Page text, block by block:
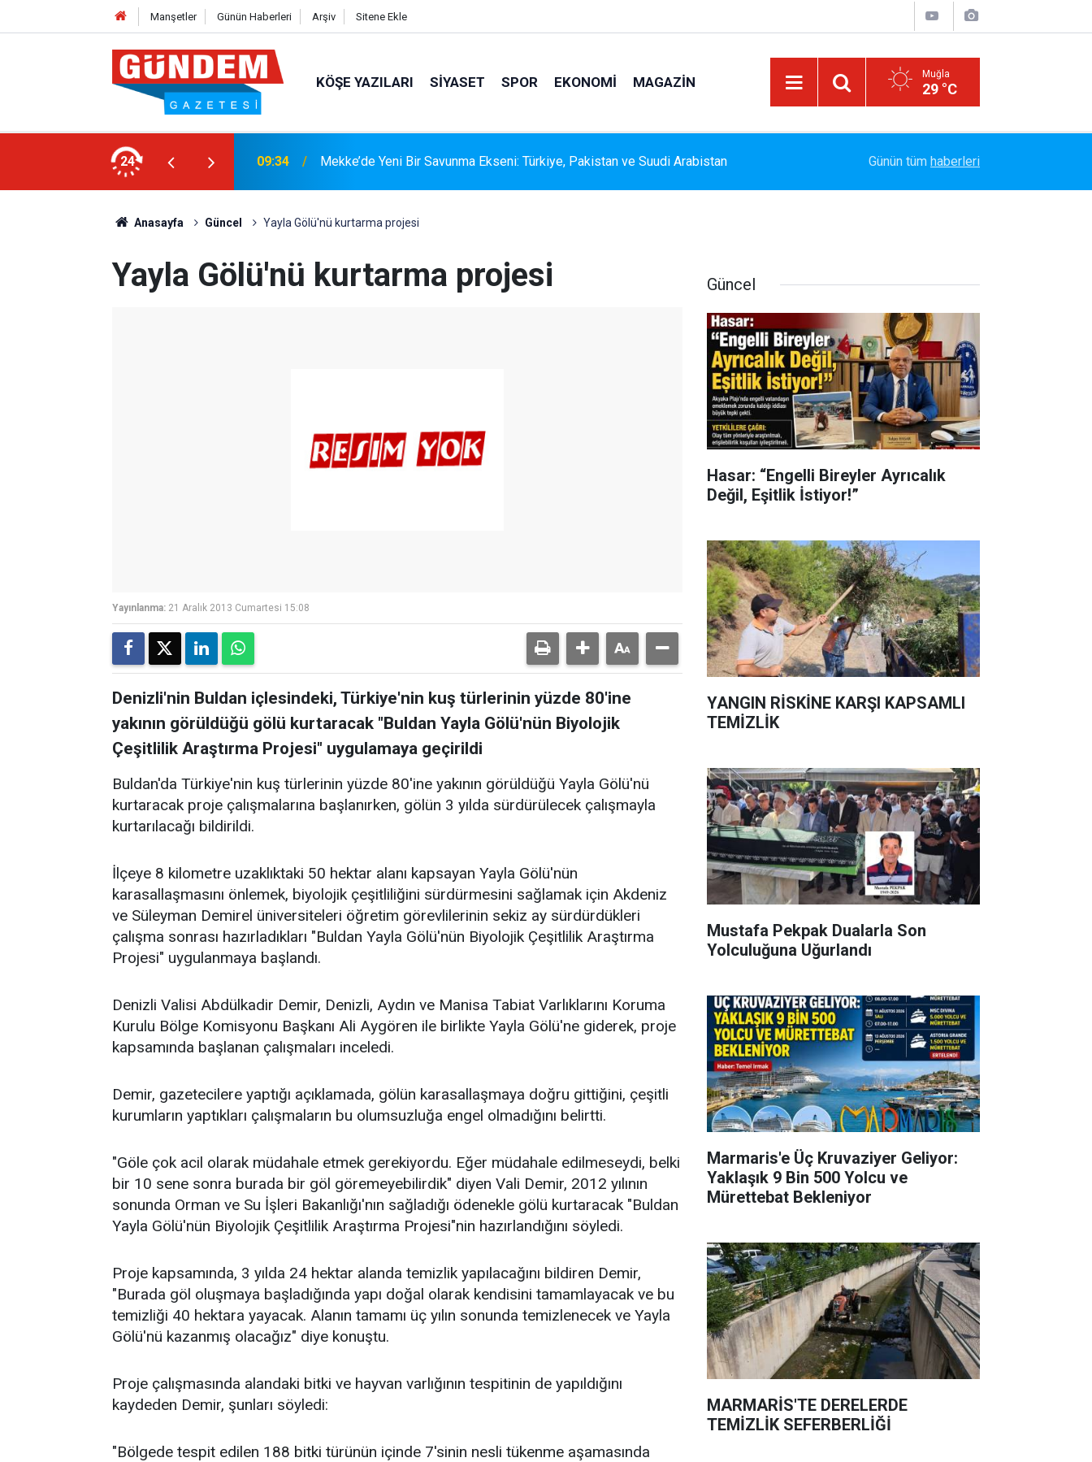
Manşetler Günün Haberleri Arşiv Sitene Ekle
KÖŞE YAZILARI SIYASET SPOR EKONOMI MAGAZIN Muğla
29 °C
24
Türkiye, Pakistan ve Suudi Arabistan 15:33 YANGIN RİSKİNE KARŞI KAPSAMLI TEMİZLİK
Sözleşme İmzalandı
Günün tüm haberleri
Anasayfa Güncel Yayla Gölü'nü kurtarma projesi
Yayla Gölü'nü kurtarma projesi
Yayınlanma: 21 Aralık 2013 Cumartesi 15:08
Denizli'nin Buldan içlesindeki, Türkiye'nin kuş türlerinin yüzde 80'ine
yakının görüldüğü gölü kurtaracak "Buldan Yayla Gölü'nün Biyolojik
Çeşitlilik Araştırma Projesi" uygulamaya geçirildi
Buldan'da Türkiye'nin kuş türlerinin yüzde 80'ine yakının görüldüğü Yayla Gölü'nü
kurtaracak proje çalışmalarına başlanırken, gölün 3 yılda sürdürülecek çalışmayla
kurtarılacağı bildirildi.
İlçeye 8 kilometre uzaklıktaki 50 hektar alanı kapsayan Yayla Gölü'nün
karasallaşmasını önlemek, biyolojik çeşitliliğini sürdürmesini sağlamak için Akdeniz
ve Süleyman Demirel üniversiteleri öğretim görevlilerinin sekiz ay sürdürdükleri
çalışma sonrası hazırladıkları "Buldan Yayla Gölü'nün Biyolojik Çeşitlilik Araştırma
Projesi" uygulanmaya başlandı.
Denizli Valisi Abdülkadir Demir, Denizli, Aydın ve Manisa Tabiat Varlıklarını Koruma
Kurulu Bölge Komisyonu Başkanı Ali Aygören ile birlikte Yayla Gölü'ne giderek, proje
kapsamında başlanan çalışmaları inceledi.
Demir, gazetecilere yaptığı açıklamada, gölün karasallaşmaya doğru gittiğini, çeşitli
kurumların yaptıkları çalışmaların bu olumsuzluğa engel olmadığını belirtti.
"Göle çok acil olarak müdahale etmek gerekiyordu. Eğer müdahale edilmeseydi, belki
bir 10 sene sonra burada bir göl göremeyebilirdik" diyen Vali Demir, 2012 yılının
sonunda Orman ve Su İşleri Bakanlığı'nın sağladığı ödenekle gölü kurtaracak "Buldan
Yayla Gölü'nün Biyolojik Çeşitlilik Araştırma Projesi"nin hazırlandığını söyledi.
Proje kapsamında, 3 yılda 24 hektar alanda temizlik yapılacağını bildiren Demir,
"Burada göl oluşmaya başladığında yapı doğal olarak kendisini tamamlayacak ve bu
temizliği 40 hektara yayacak. Alanın tamamı üç yılın sonunda temizlenecek ve Yayla
Gölü'nü kazanmış olacağız" diye konuştu.
Proje çalışmasında alandaki bitki ve hayvan varlığının tespitinin de yapıldığını
kaydeden Demir, şunları söyledi:
"Bölgede tespit edilen 188 bitki türünün içinde 7'sinin nesli tükenme aşamasında
Güncel
Hasar: “Engelli Bireyler Ayrıcalık
Değil, Eşitlik İstiyor!”
YANGIN RİSKİNE KARŞI KAPSAMLI
TEMİZLİK
Mustafa Pekpak Dualarla Son
Yolculuğuna Uğurlandı
Marmaris'e Üç Kruvaziyer Geliyor:
Yaklaşık 9 Bin 500 Yolcu ve
Mürettebat Bekleniyor
MARMARİS'TE DERELERDE
TEMİZLİK SEFERBERLİĞİ